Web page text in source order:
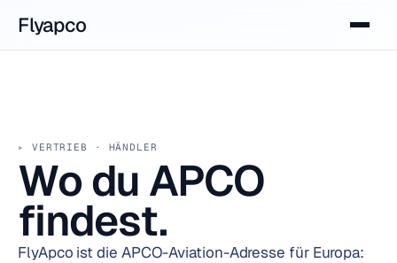
Flyapco
VERTRIEB · HÄNDLER
Wo du APCO
findest.
FlyApco ist die APCO-Aviation-Adresse für Europa: